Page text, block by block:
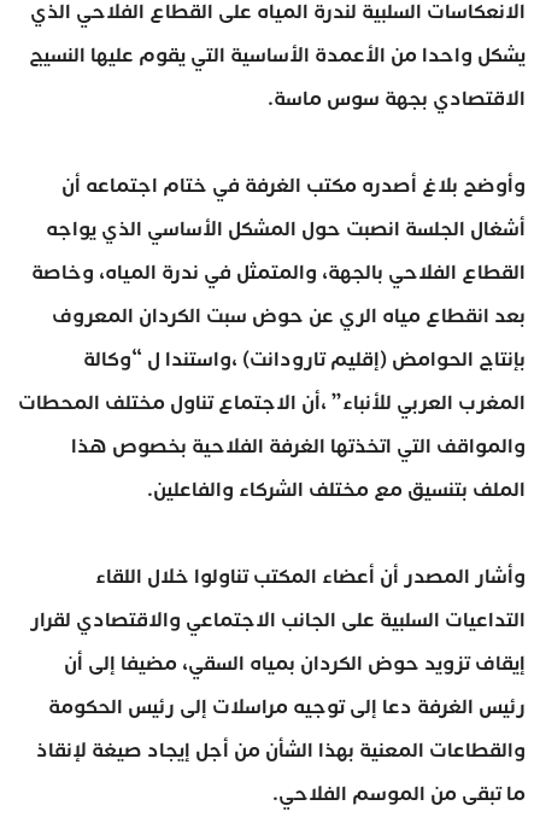
الانعكاسات السلبية لندرة المياه على القطاع الفلاحي الذي
يشكل واحدا من الأعمدة الأساسية التي يقوم عليها النسيج
الاقتصادي بجهة سوس ماسة.
وأوضح بلاغ أصدره مكتب الغرفة في ختام اجتماعه أن
أشغال الجلسة انصبت حول المشكل الأساسي الذي يواجه
القطاع الفلاحي بالجهة، والمتمثل في ندرة المياه، وخاصة
بعد انقطاع مياه الري عن حوض سبت الكردان المعروف
بإنتاج الحوامض (إقليم تارودانت) ،واستندا ل “وكالة
المغرب العربي للأنباء” ،أن الاجتماع تناول مختلف المحطات
والمواقف التي اتخذتها الغرفة الفلاحية بخصوص هذا
الملف بتنسيق مع مختلف الشركاء والفاعلين.
وأشار المصدر أن أعضاء المكتب تناولوا خلال اللقاء
التداعيات السلبية على الجانب الاجتماعي والاقتصادي لقرار
إيقاف تزويد حوض الكردان بمياه السقي، مضيفا إلى أن
رئيس الغرفة دعا إلى توجيه مراسلات إلى رئيس الحكومة
والقطاعات المعنية بهذا الشأن من أجل إيجاد صيغة لإنقاذ
ما تبقى من الموسم الفلاحي.